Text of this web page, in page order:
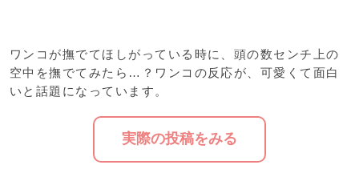
ワンコが撫でてほしがっている時に、頭の数センチ上の
空中を撫でてみたら…？ワンコの反応が、可愛くて面白
いと話題になっています。
実際の投稿をみる